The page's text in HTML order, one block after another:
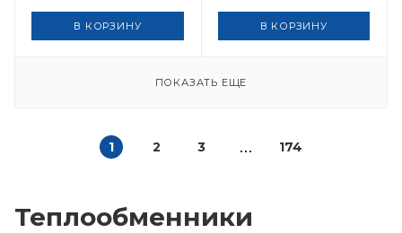
В КОРЗИНУ В КОРЗИНУ
ПОКАЗАТЬ ЕЩЕ
1 2 3 174
Теплообменники